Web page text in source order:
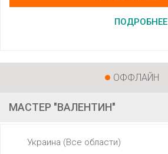
ПОДРОБНЕЕ
ОФФЛАЙН
МАСТЕР "ВАЛЕНТИН"
Украина (Все области)